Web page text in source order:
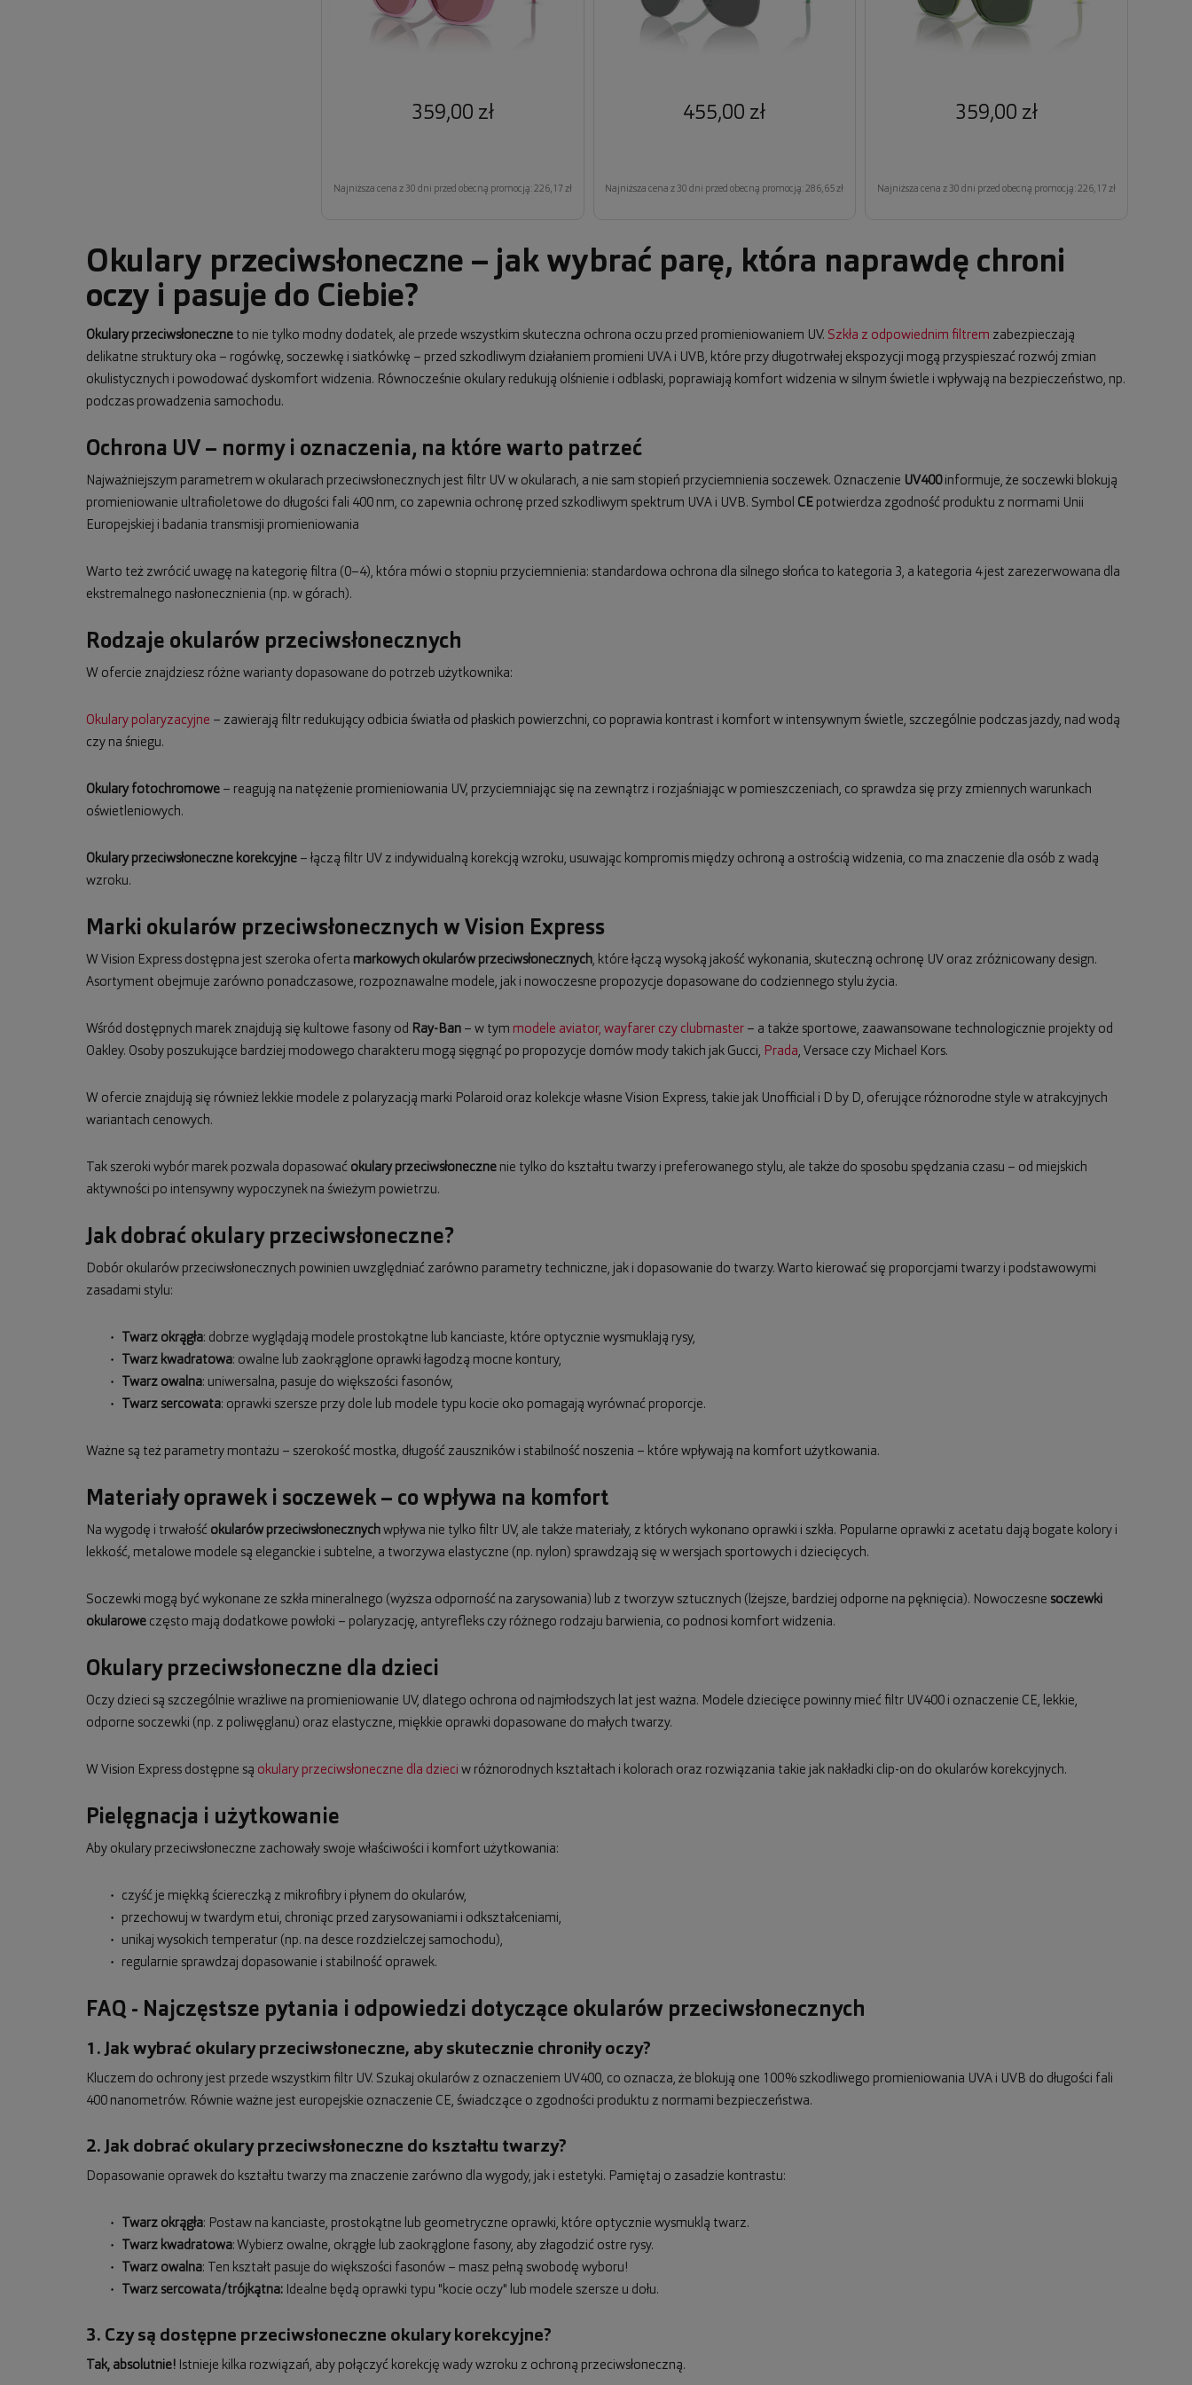
359,00 zł
Najniższa cena z 30 dni przed obecną promocją: 226,17 zł
455,00 zł
Najniższa cena z 30 dni przed obecną promocją: 286,65 zł
359,00 zł
Najniższa cena z 30 dni przed obecną promocją: 226,17 zł
Okulary przeciwsłoneczne – jak wybrać parę, która naprawdę chroni
oczy i pasuje do Ciebie?
Okulary przeciwsłoneczne to nie tylko modny dodatek, ale przede wszystkim skuteczna ochrona oczu przed promieniowaniem UV. Szkła z odpowiednim filtrem zabezpieczają
delikatne struktury oka – rogówkę, soczewkę i siatkówkę – przed szkodliwym działaniem promieni UVA i UVB, które przy długotrwałej ekspozycji mogą przyspieszać rozwój zmian
okulistycznych i powodować dyskomfort widzenia. Równocześnie okulary redukują olśnienie i odblaski, poprawiają komfort widzenia w silnym świetle i wpływają na bezpieczeństwo, np.
podczas prowadzenia samochodu.
Ochrona UV – normy i oznaczenia, na które warto patrzeć
Najważniejszym parametrem w okularach przeciwsłonecznych jest filtr UV w okularach, a nie sam stopień przyciemnienia soczewek. Oznaczenie UV400informuje, że soczewki blokują
promieniowanie ultrafioletowe do długości fali 400 nm, co zapewnia ochronę przed szkodliwym spektrum UVA i UVB. Symbol CE potwierdza zgodność produktu z normami Unii
Europejskiej i badania transmisji promieniowania
Warto też zwrócić uwagę na kategorię filtra (0–4), która mówi o stopniu przyciemnienia: standardowa ochrona dla silnego słońca to kategoria 3, a kategoria 4 jest zarezerwowana dla
ekstremalnego nasłonecznienia (np. w górach).
Rodzaje okularów przeciwsłonecznych
W ofercie znajdziesz różne warianty dopasowane do potrzeb użytkownika:
Okulary polaryzacyjne – zawierają filtr redukujący odbicia światła od płaskich powierzchni, co poprawia kontrast i komfort w intensywnym świetle, szczególnie podczas jazdy, nad wodą
czy na śniegu.
Okulary fotochromowe – reagują na natężenie promieniowania UV, przyciemniając się na zewnątrz i rozjaśniając w pomieszczeniach, co sprawdza się przy zmiennych warunkach
oświetleniowych.
Okulary przeciwsłoneczne korekcyjne – łączą filtr UV z indywidualną korekcją wzroku, usuwając kompromis między ochroną a ostrością widzenia, co ma znaczenie dla osób z wadą
wzroku.
Marki okularów przeciwsłonecznych w Vision Express
W Vision Express dostępna jest szeroka oferta markowych okularów przeciwsłonecznych, które łączą wysoką jakość wykonania, skuteczną ochronę UV oraz zróżnicowany design.
Asortyment obejmuje zarówno ponadczasowe, rozpoznawalne modele, jak i nowoczesne propozycje dopasowane do codziennego stylu życia.
Wśród dostępnych marek znajdują się kultowe fasony od Ray-Ban – w tym modele aviator, wayfarer czy clubmaster – a także sportowe, zaawansowane technologicznie projekty od
Oakley. Osoby poszukujące bardziej modowego charakteru mogą sięgnąć po propozycje domów mody takich jak Gucci, Prada, Versace czy Michael Kors.
W ofercie znajdują się również lekkie modele z polaryzacją marki Polaroid oraz kolekcje własne Vision Express, takie jak Unofficial i D by D, oferujące różnorodne style w atrakcyjnych
wariantach cenowych.
Tak szeroki wybór marek pozwala dopasować okulary przeciwsłoneczne nie tylko do kształtu twarzy i preferowanego stylu, ale także do sposobu spędzania czasu – od miejskich
aktywności po intensywny wypoczynek na świeżym powietrzu.
Jak dobrać okulary przeciwsłoneczne?
Dobór okularów przeciwsłonecznych powinien uwzględniać zarówno parametry techniczne, jak i dopasowanie do twarzy. Warto kierować się proporcjami twarzy i podstawowymi
zasadami stylu:
Twarz okrągła: dobrze wyglądają modele prostokątne lub kanciaste, które optycznie wysmuklają rysy,
Twarz kwadratowa: owalne lub zaokrąglone oprawki łagodzą mocne kontury,
Twarz owalna: uniwersalna, pasuje do większości fasonów,
Twarz sercowata: oprawki szersze przy dole lub modele typu kocie oko pomagają wyrównać proporcje.
Ważne są też parametry montażu – szerokość mostka, długość zauszników i stabilność noszenia – które wpływają na komfort użytkowania.
Materiały oprawek i soczewek – co wpływa na komfort
Na wygodę i trwałość okularów przeciwsłonecznych wpływa nie tylko filtr UV, ale także materiały, z których wykonano oprawki i szkła. Popularne oprawki z acetatu dają bogate kolory i
lekkość, metalowe modele są eleganckie i subtelne, a tworzywa elastyczne (np. nylon) sprawdzają się w wersjach sportowych i dziecięcych.
Soczewki mogą być wykonane ze szkła mineralnego (wyższa odporność na zarysowania) lub z tworzyw sztucznych (lżejsze, bardziej odporne na pęknięcia). Nowoczesne soczewki
okularowe często mają dodatkowe powłoki – polaryzację, antyrefleks czy różnego rodzaju barwienia, co podnosi komfort widzenia.
Okulary przeciwsłoneczne dla dzieci
Oczy dzieci są szczególnie wrażliwe na promieniowanie UV, dlatego ochrona od najmłodszych lat jest ważna. Modele dziecięce powinny mieć filtr UV400 i oznaczenie CE, lekkie,
odporne soczewki (np. z poliwęglanu) oraz elastyczne, miękkie oprawki dopasowane do małych twarzy.
W Vision Express dostępne są okulary przeciwsłoneczne dla dzieci w różnorodnych kształtach i kolorach oraz rozwiązania takie jak nakładki clip-on do okularów korekcyjnych.
Pielęgnacja i użytkowanie
Aby okulary przeciwsłoneczne zachowały swoje właściwości i komfort użytkowania:
czyść je miękką ściereczką z mikrofibry i płynem do okularów,
przechowuj w twardym etui, chroniąc przed zarysowaniami i odkształceniami,
unikaj wysokich temperatur (np. na desce rozdzielczej samochodu),
regularnie sprawdzaj dopasowanie i stabilność oprawek.
FAQ - Najczęstsze pytania i odpowiedzi dotyczące okularów przeciwsłonecznych
1. Jak wybrać okulary przeciwsłoneczne, aby skutecznie chroniły oczy?
Kluczem do ochrony jest przede wszystkim filtr UV. Szukaj okularów z oznaczeniem UV400, co oznacza, że blokują one 100% szkodliwego promieniowania UVA i UVB do długości fali
400 nanometrów. Równie ważne jest europejskie oznaczenie CE, świadczące o zgodności produktu z normami bezpieczeństwa.
2. Jak dobrać okulary przeciwsłoneczne do kształtu twarzy?
Dopasowanie oprawek do kształtu twarzy ma znaczenie zarówno dla wygody, jak i estetyki. Pamiętaj o zasadzie kontrastu:
Twarz okrągła: Postaw na kanciaste, prostokątne lub geometryczne oprawki, które optycznie wysmuklą twarz.
Twarz kwadratowa: Wybierz owalne, okrągłe lub zaokrąglone fasony, aby złagodzić ostre rysy.
Twarz owalna: Ten kształt pasuje do większości fasonów – masz pełną swobodę wyboru!
Twarz sercowata/trójkątna: Idealne będą oprawki typu "kocie oczy" lub modele szersze u dołu.
3. Czy są dostępne przeciwsłoneczne okulary korekcyjne?
Tak, absolutnie! Istnieje kilka rozwiązań, aby połączyć korekcję wady wzroku z ochroną przeciwsłoneczną.